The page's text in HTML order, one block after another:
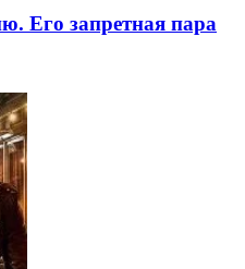
Его запретная пара